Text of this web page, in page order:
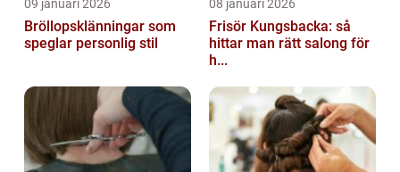
09 januari 2026
Bröllopsklänningar som
speglar personlig stil
08 januari 2026
Frisör Kungsbacka: så
hittar man rätt salong för
h...